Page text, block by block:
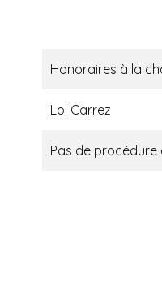
Honoraires à la
Loi Carrez
Pas de procédure